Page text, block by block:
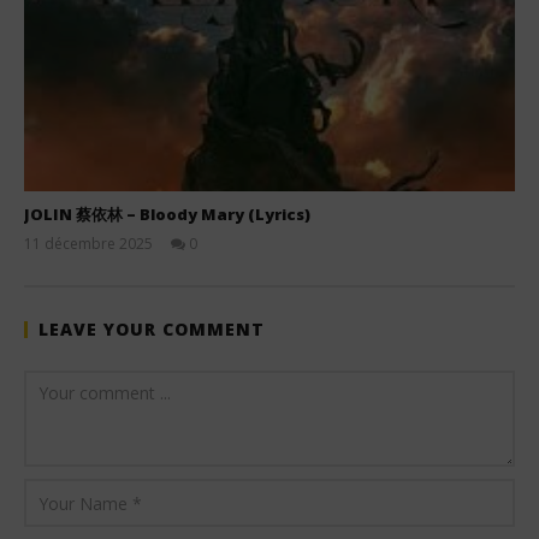
JOLIN 蔡依林 – Bloody Mary (Lyrics)
11 décembre 2025
0
LEAVE YOUR COMMENT